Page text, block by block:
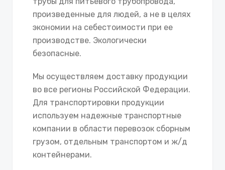
произведенные для людей, а не в целях
экономии на себестоимости при ее
производстве. Экологически
безопасные.
Мы осуществляем доставку продукции
во все регионы Российской Федерации.
Для транспортировки продукции
используем надежные транспортные
компании в области перевозок сборным
грузом, отдельным транспортом и ж/д
контейнерами.